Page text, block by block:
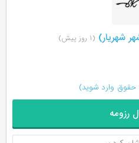
شهریار) (۱ روز پیش)
حقوق وارد شوید)
رزومه